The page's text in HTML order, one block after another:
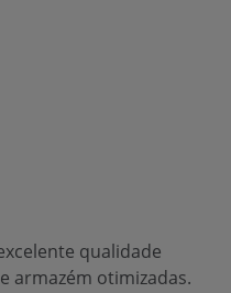
qualidade
armazém otimizadas.